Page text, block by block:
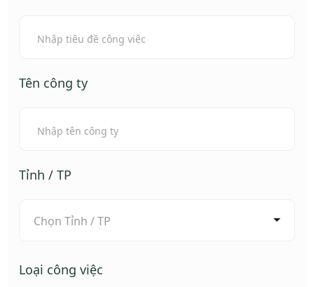
Tên công ty
Tỉnh / TP
Chọn Tỉnh / TP
Loại công việc